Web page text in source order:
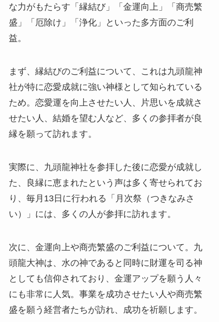
な力がもたらす「縁結び」「金運向上」「商売繁
盛」「厄除け」「浄化」といった多方面のご利
益。
まず、縁結びのご利益について、これは九頭龍神
社が特に恋愛成就に強い神様として知られている
ため。恋愛運を向上させたい人、片思いを成就さ
せたい人、結婚を望む人など、多くの参拝者が良
縁を願って訪れます。
実際に、九頭龍神社を参拝した後に恋愛が成就し
た、良縁に恵まれたという声は多く寄せられてお
り、毎月13日に行われる「月次祭（つきなみさ
い）」には、多くの人が参拝に訪れます。
次に、金運向上や商売繁盛のご利益について。九
頭龍大神は、水の神であると同時に財運を司る神
としても信仰されており、金運アップを願う人々
にも非常に人気。事業を成功させたい人や商売繁
盛を願う経営者たちが訪れ、成功を祈願します。